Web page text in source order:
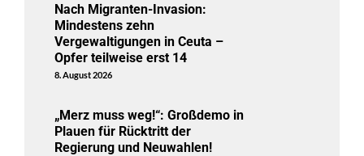
Nach Migranten-Invasion:
Mindestens zehn
Vergewaltigungen in Ceuta –
Opfer teilweise erst 14
8. August 2026
„Merz muss weg!“: Großdemo in
Plauen für Rücktritt der
Regierung und Neuwahlen!